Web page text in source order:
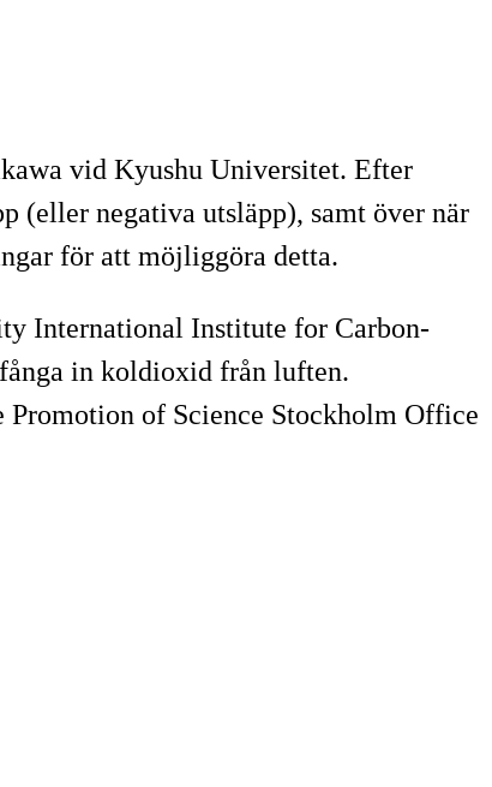
vid Kyushu Universitet. Efter
(eller negativa utsläpp), samt över när
för att möjliggöra detta.
International Institute for Carbon-
in koldioxid från luften.
Promotion of Science Stockholm Office